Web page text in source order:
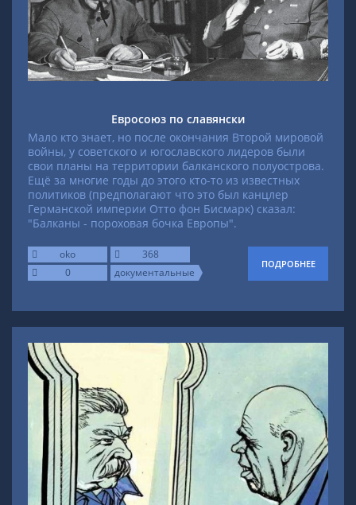
Евросоюз по славянски
Мало кто знает, но после окончания Второй мировой
войны, у советского и югославского лидеров были
свои планы на территории балканского полуострова.
Ещё за многие годы до этого кто-то из известных
политиков (предполагают что это был канцлер
Германской империи Отто фон Бисмарк) сказал:
"Балканы - пороховая бочка Европы".
oko
368
0
документальные
ПОДРОБНЕЕ